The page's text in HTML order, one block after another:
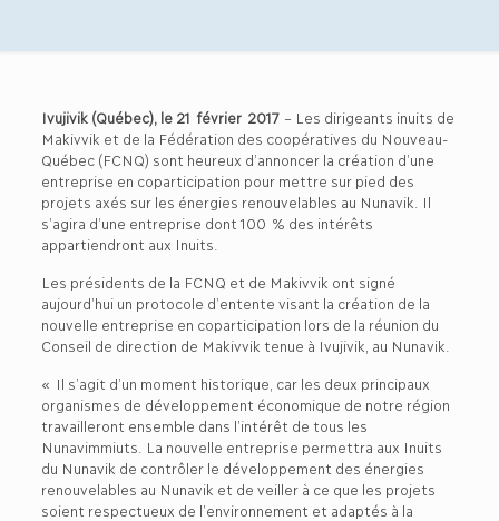
Ivujivik (Québec), le 21 février 2017– Les dirigeants inuits de
Makivvik et de la Fédération des coopératives du Nouveau-
Québec (FCNQ) sont heureux d’annoncer la création d’une
entreprise en coparticipation pour mettre sur pied des
projets axés sur les énergies renouvelables au Nunavik. Il
s’agira d’une entreprise dont 100 % des intérêts
appartiendront aux Inuits.
Les présidents de la FCNQ et de Makivvik ont signé
aujourd’hui un protocole d’entente visant la création de la
nouvelle entreprise en coparticipation lors de la réunion du
Conseil de direction de Makivvik tenue à Ivujivik, au Nunavik.
« Il s’agit d’un moment historique, car les deux principaux
organismes de développement économique de notre région
travailleront ensemble dans l’intérêt de tous les
Nunavimmiuts. La nouvelle entreprise permettra aux Inuits
du Nunavik de contrôler le développement des énergies
renouvelables au Nunavik et de veiller à ce que les projets
soient respectueux de l’environnement et adaptés à la